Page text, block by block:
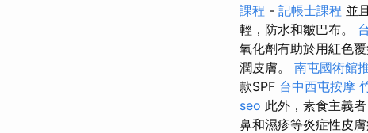
課程 - 記帳士課程 並
輕，防水和皺巴布。
氧化劑有助於用紅色
潤皮膚。 南屯國術館
款SPF 台中西屯按摩
seo 此外，素食主義
鼻和濕疹等炎症性皮